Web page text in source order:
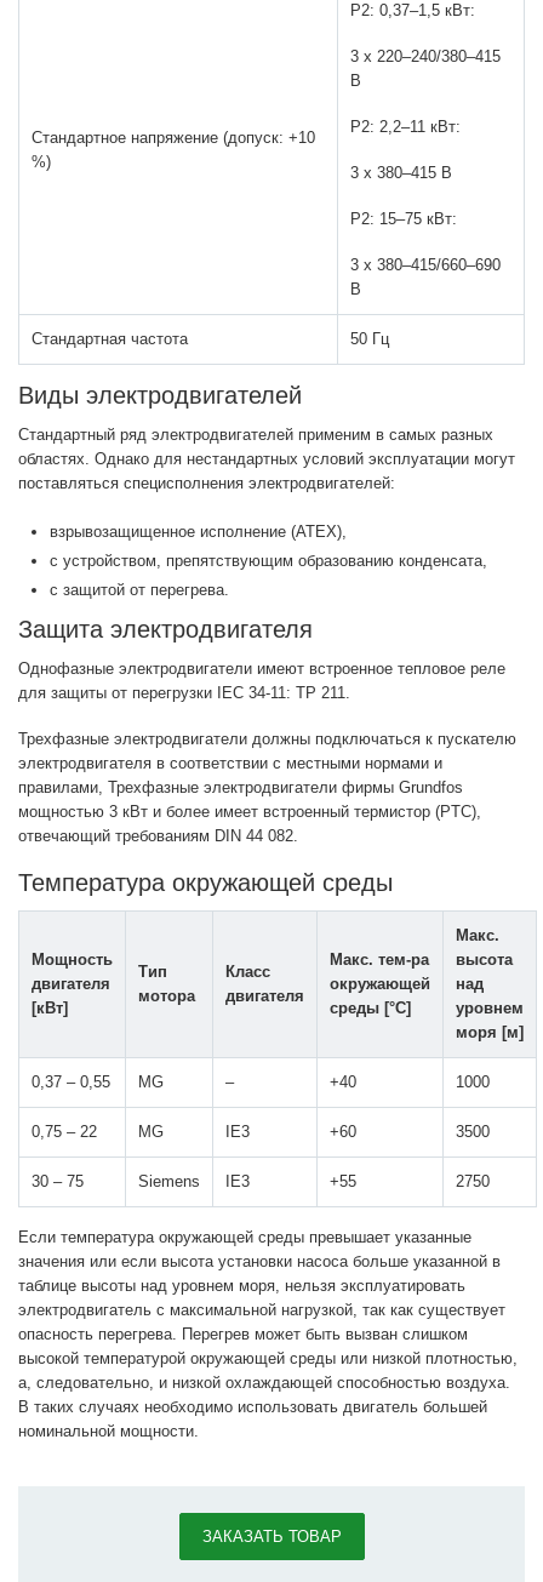
Стандартное напряжение (допуск: +10
%)
P2: 0,37–1,5 кВт:
3 х 220–240/380–415
В
P2: 2,2–11 кВт:
3 х 380–415 В
P2: 15–75 кВт:
3 х 380–415/660–690
В
Стандартная частота 50 Гц
Виды электродвигателей
Стандартный ряд электродвигателей применим в самых разных
областях. Однако для нестандартных условий эксплуатации могут
поставляться специсполнения электродвигателей:
взрывозащищенное исполнение (ATEX),
с устройством, препятствующим образованию конденсата,
с защитой от перегрева.
Защита электродвигателя
Однофазные электродвигатели имеют встроенное тепловое реле
для защиты от перегрузки IEC 34-11: TP 211.
Трехфазные электродвигатели должны подключаться к пускателю
электродвигателя в соответствии с местными нормами и
правилами, Трехфазные электродвигатели фирмы Grundfos
мощностью 3 кВт и более имеет встроенный термистор (PTC),
отвечающий требованиям DIN 44 082.
Температура окружающей среды
Мощность
двигателя
[кВт]
Тип
мотора
Класс
двигателя
Макс. тем-ра
окружающей
среды [°C]
Макс.
высота
над
уровнем
моря [м]
0,37 – 0,55 MG – +40 1000
0,75 – 22 MG IE3 +60 3500
30 – 75 Siemens IE3 +55 2750
Если температура окружающей среды превышает указанные
значения или если высота установки насоса больше указанной в
таблице высоты над уровнем моря, нельзя эксплуатировать
электродвигатель с максимальной нагрузкой, так как существует
опасность перегрева. Перегрев может быть вызван слишком
высокой температурой окружающей среды или низкой плотностью,
а, следовательно, и низкой охлаждающей способностью воздуха.
В таких случаях необходимо использовать двигатель большей
номинальной мощности.
ЗАКАЗАТЬ ТОВАР